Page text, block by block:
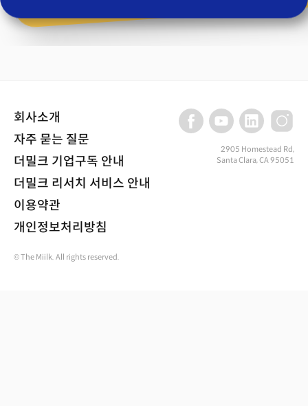
회사소개
자주 묻는 질문
더밀크 기업구독 안내
더밀크 리서치 서비스 안내
이용약관
개인정보처리방침
2905 Homestead Rd,
Santa Clara, CA 95051
© The Miilk. All rights reserved.